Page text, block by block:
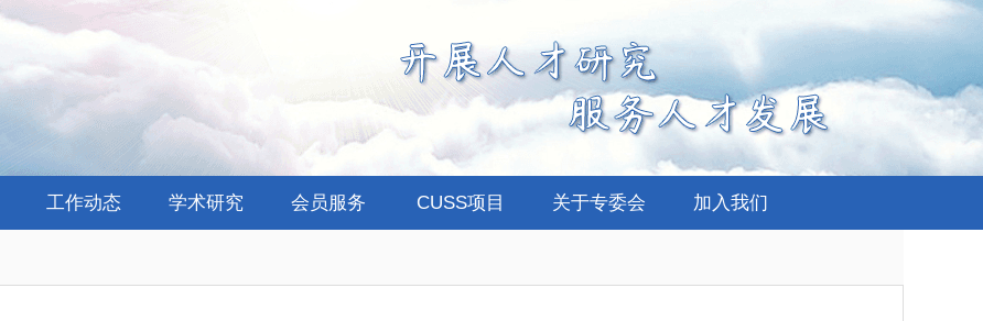
工作动态 学术研究 会员服务 CUSS项目 关于专委会 加入我们